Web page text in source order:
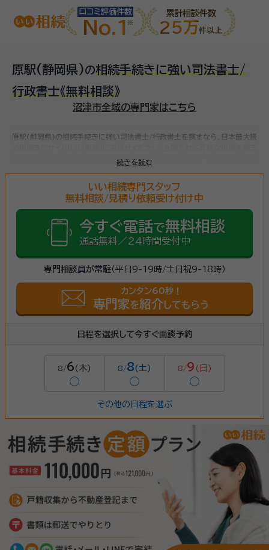
口コミ評価件数
No.1
累計相談件数
25万件以上
原駅(静岡県)の相続手続きに強い司法書士/
行政書士《無料相談》
沼津市全域の専門家はこちら
続きを読む
原駅(静岡県)の相続手続きに強い司法書士/行政書士を探すなら、日本最大級
に強い司法書士/行政書士をお探しいただけます。
が基礎控除額を超えていた場合）など多岐に渡るため、相続手続きに強い専門
しましょう。
いい相続専門スタッフ
無料相談/見積り依頼受け付け中
今すぐ電話で無料相談
通話無料／24時間受付中
専門相談員が常駐（平日9-19時/土日祝9-18時）
カンタン60秒！
専門家を紹介 してもらう
日程を選択して今すぐ面談予約
8/6 (木)
◯
8/8(土)
◯
8/9 (日)
◯
その他の日程を選ぶ